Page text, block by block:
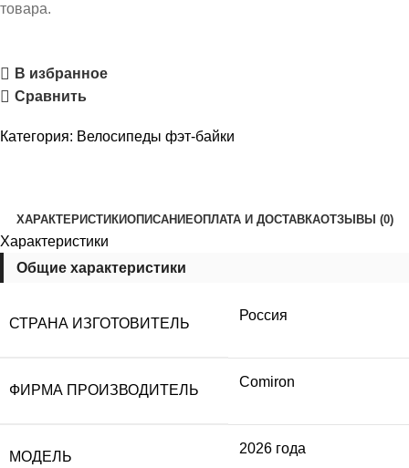
товара.
В избранное
Сравнить
Категория: Велосипеды фэт-байки
ХАРАКТЕРИСТИКИОПИСАНИЕОПЛАТА И ДОСТАВКАОТЗЫВЫ (0)
Характеристики
Общие характеристики
СТРАНА ИЗГОТОВИТЕЛЬ
Россия
ФИРМА ПРОИЗВОДИТЕЛЬ
Comiron
МОДЕЛЬ
2026 года